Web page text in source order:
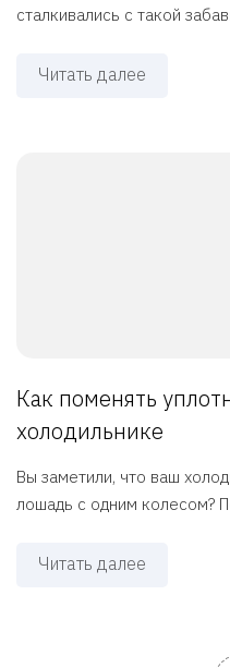
сталкивались с такой
Читать далее
Как поменять
холодильнике
Вы заметили, что ваш
лошадь с одним колесом?
Читать далее